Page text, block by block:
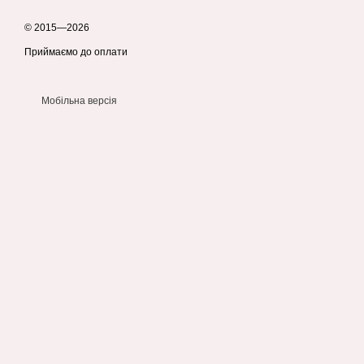
© 2015—2026
Приймаємо до оплати
Мобільна версія